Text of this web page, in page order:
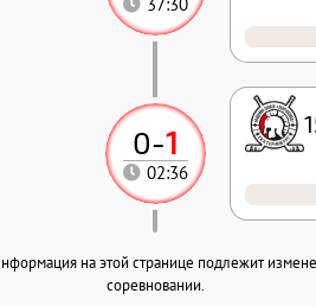
0-1
02:36
37:30
на этой странице подлежит
соревновании.